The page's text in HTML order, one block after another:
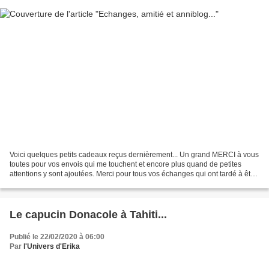
Voici quelques petits cadeaux reçus dernièrement... Un grand MERCI à vous
toutes pour vos envois qui me touchent et encore plus quand de petites
attentions y sont ajoutées. Merci pour tous vos échanges qui ont tardé à être
Le capucin Donacole à Tahiti...
Publié le 22/02/2020 à 06:00
Par l'Univers d'Erika